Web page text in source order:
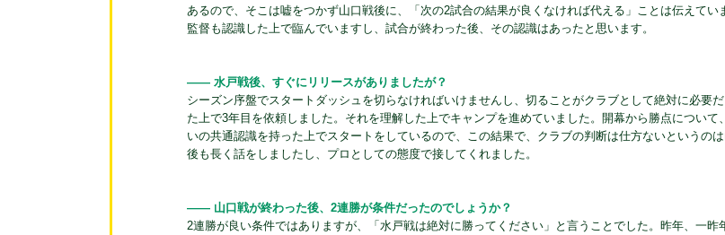
あるので、そこは嘘をつかず山口戦後に、「次の2試合の結果が良くなければ代える」ことは伝えてい
監督も認識した上で臨んでいますし、試合が終わった後、その認識はあったと思います。
―― 水戸戦後、すぐにリリースがありましたが？
シーズン序盤でスタートダッシュを切らなければいけませんし、切ることがクラブとして絶対に必要だ
た上で3年目を依頼しました。それを理解した上でキャンプを進めていました。開幕から勝点について
いの共通認識を持った上でスタートをしているので、この結果で、クラブの判断は仕方ないというの
後も長く話をしましたし、プロとしての態度で接してくれました。
―― 山口戦が終わった後、2連勝が条件だったのでしょうか？
2連勝が良い条件ではありますが、「水戸戦は絶対に勝ってください」と言うことでした。昨年、一昨